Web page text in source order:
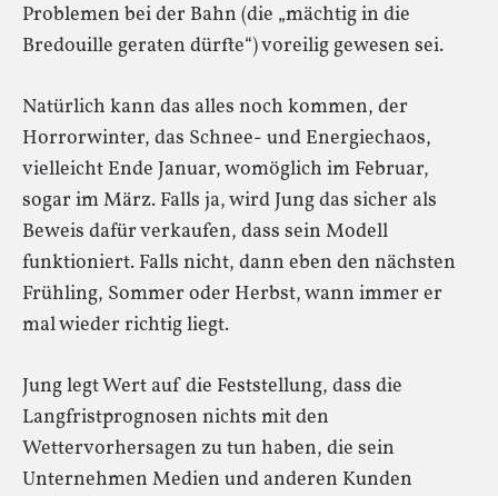
Problemen bei der Bahn (die „mächtig in die
Bredouille geraten dürfte“) voreilig gewesen sei.
Natürlich kann das alles noch kommen, der
Horrorwinter, das Schnee- und Energiechaos,
vielleicht Ende Januar, womöglich im Februar,
sogar im März. Falls ja, wird Jung das sicher als
Beweis dafür verkaufen, dass sein Modell
funktioniert. Falls nicht, dann eben den nächsten
Frühling, Sommer oder Herbst, wann immer er
mal wieder richtig liegt.
Jung legt Wert auf die Feststellung, dass die
Langfristprognosen nichts mit den
Wettervorhersagen zu tun haben, die sein
Unternehmen Medien und anderen Kunden